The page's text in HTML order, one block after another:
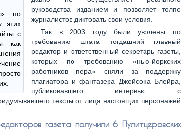
по
этих
с
как
руководства изданием и позволяет толпе
журналистов диктовать свои условия.
Так в 2003 году были уволены по
требованию штата тогдашний главный
редактор и ответственный секретарь газеты,
которых по требованию «нью-йоркских
работников пера» сняли за поддержку
плагиатора и фантазера Джейсона Блейра,
публиковавшего интервью с
тексты от лица настоящих персонажей
газета получили 6 Пулитцеровских